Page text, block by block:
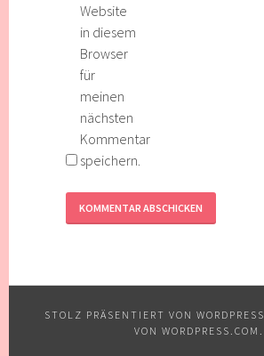
Website
in diesem
Browser
für
meinen
nächsten
Kommentar
speichern.
STOLZ PRÄSENTIERT VON WORDPRESS
VON WORDPRESS.COM